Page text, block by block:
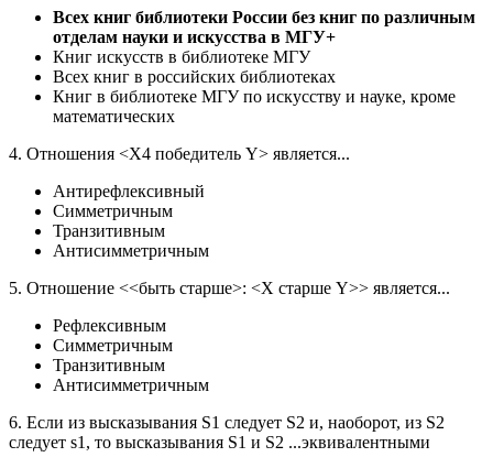
Всех книг библиотеки России без книг по различным
отделам науки и искусства в МГУ+
Книг искусств в библиотеке МГУ
Всех книг в российских библиотеках
Книг в библиотеке МГУ по искусству и науке, кроме
математических
4. Отношения <X4 победитель Y> является...
Антирефлексивный
Симметричным
Транзитивным
Антисимметричным
5. Отношение <<быть старше>: <X старше Y>> является...
Рефлексивным
Симметричным
Транзитивным
Антисимметричным
6. Если из высказывания S1 следует S2 и, наоборот, из S2
следует s1, то высказывания S1 и S2 ...эквивалентными